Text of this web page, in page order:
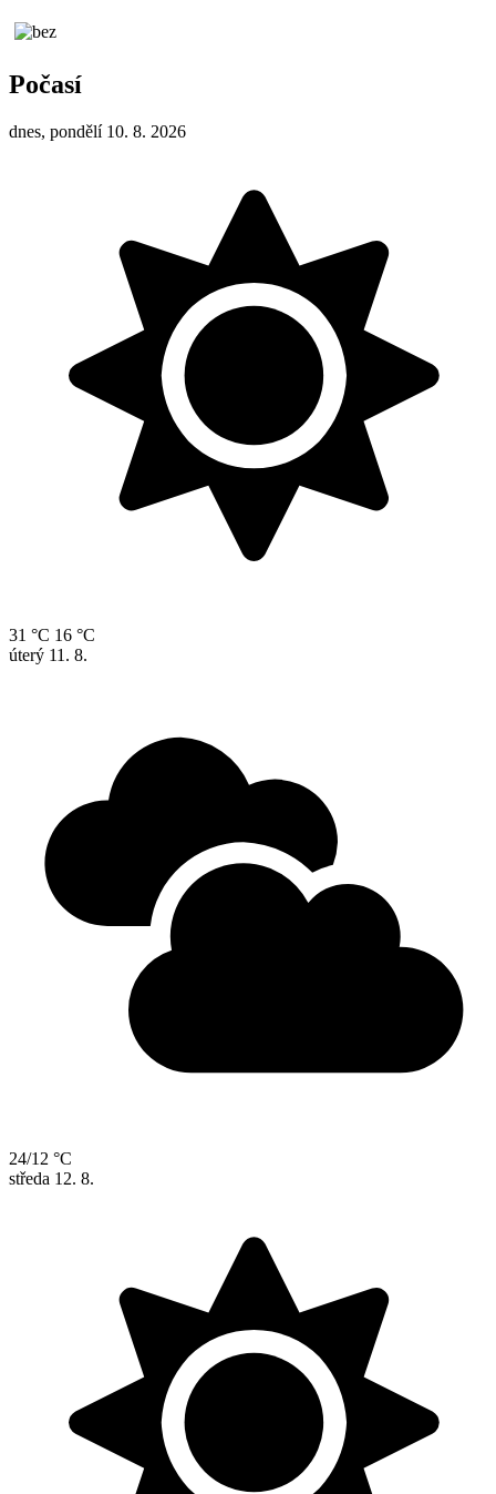
Počasí
dnes, pondělí 10. 8. 2026
31 °C 16 °C
úterý 11. 8.
24/12 °C
středa 12. 8.